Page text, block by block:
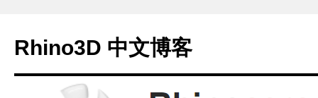
Rhino3D 中文博客